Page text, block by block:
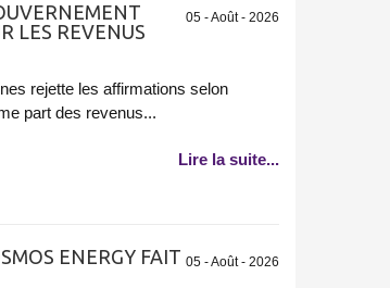
05 - Août - 2026
LES REVENUS
rejette les affirmations selon
part des revenus...
Lire la suite...
05 - Août - 2026
ENERGY FAIT